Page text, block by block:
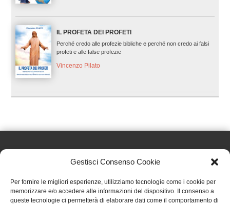
Gestisci Consenso Cookie
Per fornire le migliori esperienze, utilizziamo tecnologie come i cookie per
memorizzare e/o accedere alle informazioni del dispositivo. Il consenso a
queste tecnologie ci permetterà di elaborare dati come il comportamento di
IL PROFETA DEI PROFETI
Perché credo alle profezie bibliche e perché non credo ai falsi
profeti e alle false profezie
Vincenzo Pilato
Effatà Editrice di Pellegrino Paolo SAS
C.F. e P.IVA 09655250018